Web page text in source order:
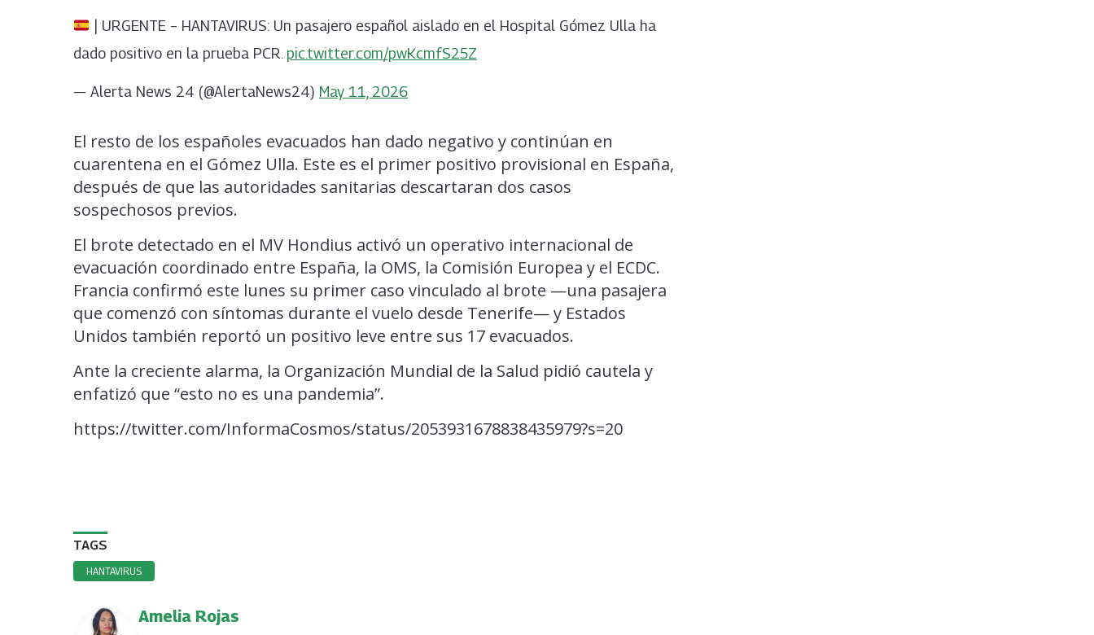
| URGENTE – HANTAVIRUS: Un pasajero español aislado en el Hospital Gómez Ulla ha
dado positivo en la prueba PCR. pic.twitter.com/pwKcmfS25Z
— Alerta News 24 (@AlertaNews24) May 11, 2026
El resto de los españoles evacuados han dado negativo y continúan en
cuarentena en el Gómez Ulla. Este es el primer positivo provisional en España,
después de que las autoridades sanitarias descartaran dos casos
sospechosos previos.
El brote detectado en el MV Hondius activó un operativo internacional de
evacuación coordinado entre España, la OMS, la Comisión Europea y el ECDC.
Francia confirmó este lunes su primer caso vinculado al brote —una pasajera
que comenzó con síntomas durante el vuelo desde Tenerife— y Estados
Unidos también reportó un positivo leve entre sus 17 evacuados.
Ante la creciente alarma, la Organización Mundial de la Salud pidió cautela y
enfatizó que “esto no es una pandemia”.
https://twitter.com/InformaCosmos/status/2053931678838435979?s=20
TAGS
HANTAVIRUS
Amelia Rojas